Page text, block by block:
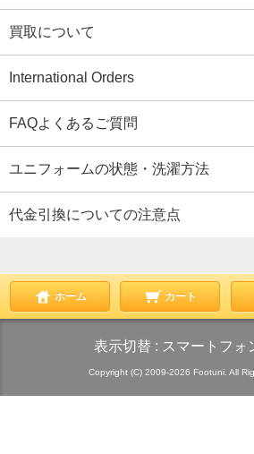
買取について
International Orders
FAQよくあるご質問
ユニフォームの状態・洗濯方法
代金引換についての注意点
ホーム カート
表示切替 : スマートフォ
Copyright (C) 2009-2026 Footuni. All